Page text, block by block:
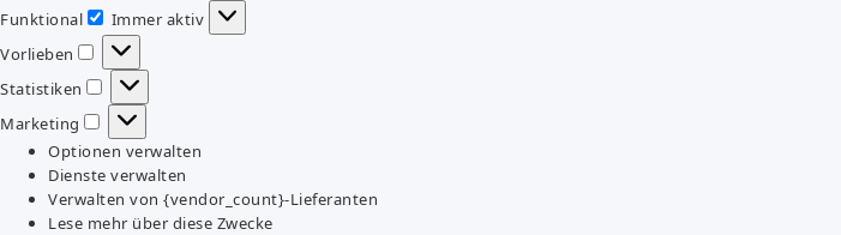
Funktional
Funktional
Immer aktiv
Vorlieben
Vorlieben
Statistiken
Statistiken
Marketing
Marketing
Optionen verwalten
Dienste verwalten
Verwalten von {vendor_count}-Lieferanten
Lese mehr über diese Zwecke